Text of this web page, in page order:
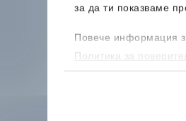
за да ти показваме
Повече информация
Политика за
бисквитките, можеш